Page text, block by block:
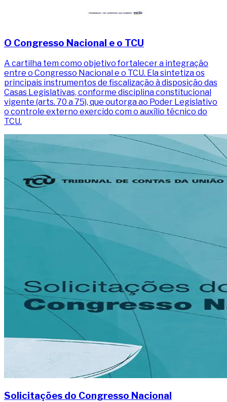
O Congresso Nacional e o TCU
A cartilha tem como objetivo fortalecer a integração
entre o Congresso Nacional e o TCU. Ela sintetiza os
principais instrumentos de fiscalização à disposição das
Casas Legislativas, conforme disciplina constitucional
vigente (arts. 70 a 75), que outorga ao Poder Legislativo
o controle externo exercido com o auxílio técnico do
TCU.
Solicitações do Congresso Nacional